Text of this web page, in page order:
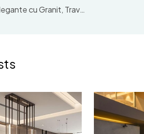
Amenajări Elegante cu Granit, Travertin, Quartzite și Alte Materiale Naturale